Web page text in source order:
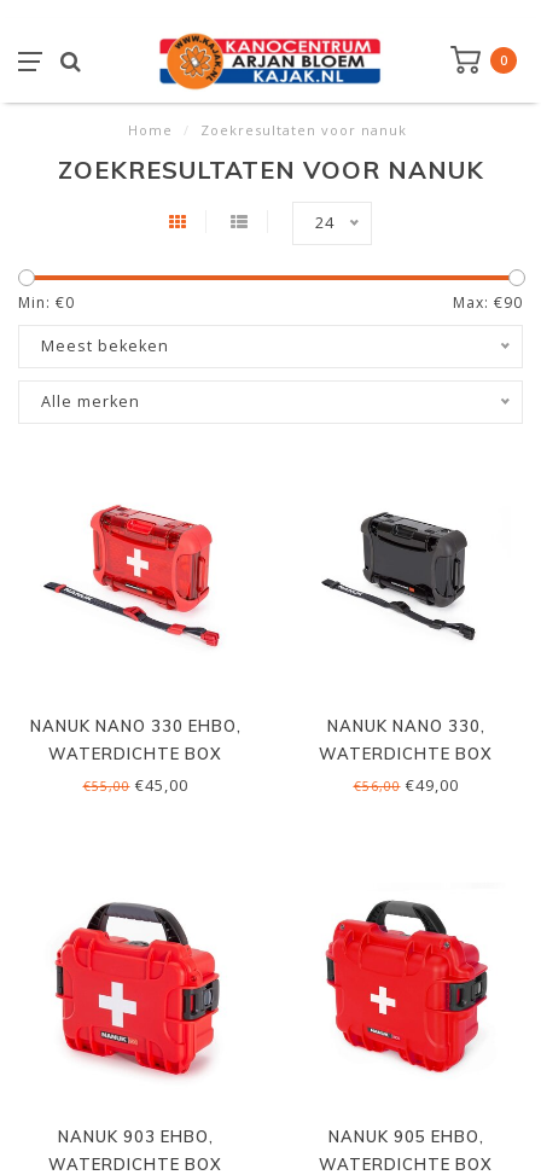
0
Home / Zoekresultaten voor nanuk
ZOEKRESULTATEN VOOR NANUK
24
Min: €0 Max: €90
Meest bekeken
Alle merken
NANUK NANO 330 EHBO,
WATERDICHTE BOX
€55,00€45,00
NANUK NANO 330,
WATERDICHTE BOX
€56,00€49,00
NANUK 903 EHBO,
WATERDICHTE BOX
NANUK 905 EHBO,
WATERDICHTE BOX